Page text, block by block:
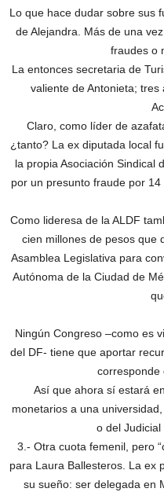
Lo que hace dudar sobre sus
de Alejandra. Más de una
fraudes o
La entonces secretaria de
valiente de Antonieta;
Claro, como líder de
¿tanto? La ex diputada local
la propia Asociación Sindical
por un presunto fraude por
Como lideresa de la ALDF
cien millones de pesos que
Asamblea Legislativa para
Autónoma de la Ciudad de
Ningún Congreso –como es
del DF- tiene que aportar
corresponde
Así que ahora sí estará
monetarios a una
o del Judicial
3.- Otra cuota femenil, pero
para Laura Ballesteros. La ex
su sueño: ser delegada en